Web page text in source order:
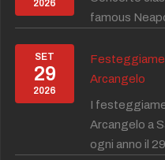
2026
famous
SET
29
2026
Arcangelo
I
Arcangelo a
ogni anno il